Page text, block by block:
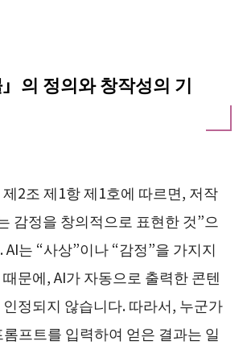
」의 정의와 창작성의 기
2조 제1항 제1호에 따르면, 저작
감정을 창의적으로 표현한 것”으
AI는 “사상”이나 “감정”을 가지지
문에, AI가 자동으로 출력한 콘텐
정되지 않습니다. 따라서, 누군가
롬프트를 입력하여 얻은 결과는 일